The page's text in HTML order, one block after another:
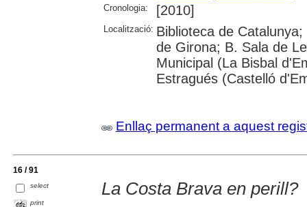
Cronologia: [2010]
Localització: Biblioteca de
de Girona; B. Sala de
Municipal (La Bisbal
Estragués (Castelló
Enllaç permanent a aquest
16 / 91
select
print
La Costa Brava en perill?